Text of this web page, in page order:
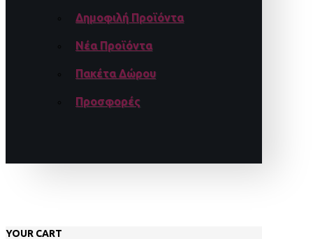
Δημοφιλή Προϊόντα
Νέα Προϊόντα
Πακέτα Δώρου
Προσφορές
YOUR CART